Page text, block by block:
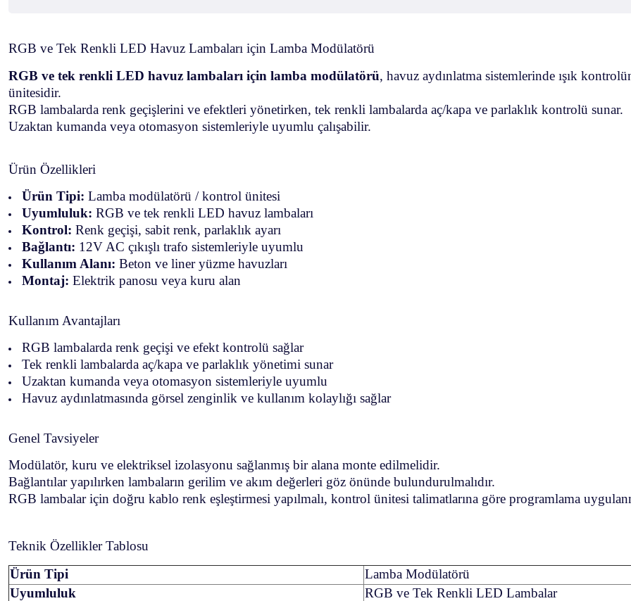
RGB ve Tek Renkli LED Havuz Lambaları için Lamba Modülatörü
RGB ve tek renkli LED havuz lambaları için lamba modülatörü, havuz aydınlatma sistemlerinde ışık
ünitesidir.
RGB lambalarda renk geçişlerini ve efektleri yönetirken, tek renkli lambalarda aç/kapa ve parlaklık kontrolü sunar.
Uzaktan kumanda veya otomasyon sistemleriyle uyumlu çalışabilir.
Ürün Özellikleri
Ürün Tipi: Lamba modülatörü / kontrol ünitesi
Uyumluluk: RGB ve tek renkli LED havuz lambaları
Kontrol: Renk geçişi, sabit renk, parlaklık ayarı
Bağlantı: 12V AC çıkışlı trafo sistemleriyle uyumlu
Kullanım Alanı: Beton ve liner yüzme havuzları
Montaj: Elektrik panosu veya kuru alan
Kullanım Avantajları
RGB lambalarda renk geçişi ve efekt kontrolü sağlar
Tek renkli lambalarda aç/kapa ve parlaklık yönetimi sunar
Uzaktan kumanda veya otomasyon sistemleriyle uyumlu
Havuz aydınlatmasında görsel zenginlik ve kullanım kolaylığı sağlar
Genel Tavsiyeler
Modülatör, kuru ve elektriksel izolasyonu sağlanmış bir alana monte edilmelidir.
Bağlantılar yapılırken lambaların gerilim ve akım değerleri göz önünde bulundurulmalıdır.
RGB lambalar için doğru kablo renk eşleştirmesi yapılmalı, kontrol ünitesi talimatlarına göre programlama
Teknik Özellikler Tablosu
Ürün Tipi
Lamba Modülatörü
Uyumluluk
RGB ve Tek Renkli LED Lambalar